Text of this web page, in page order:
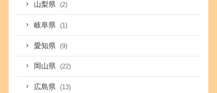
山梨県 (2)
岐阜県 (1)
愛知県 (9)
岡山県 (22)
広島県 (13)